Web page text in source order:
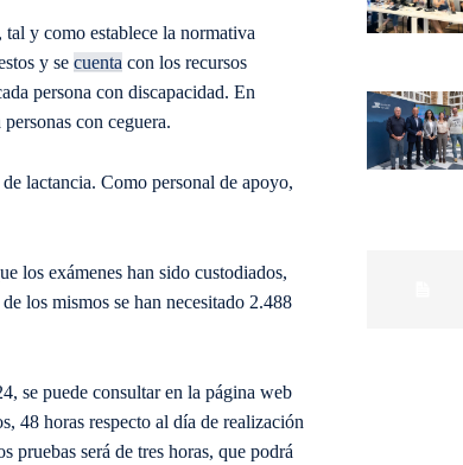
tal y como establece la normativa
y se cuenta con los recursos
persona con discapacidad. En
con ceguera.
lactancia. Como personal de apoyo,
los exámenes han sido custodiados,
los mismos se han necesitado 2.488
se puede consultar en la página web
48 horas respecto al día de realización
pruebas será de tres horas, que podrá